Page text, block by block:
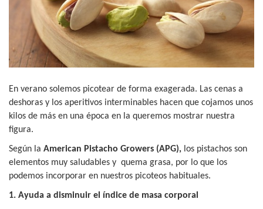
En verano solemos picotear de forma exagerada. Las cenas a
deshoras y los aperitivos interminables hacen que cojamos unos
kilos de más en una época en la queremos mostrar nuestra
figura.
Según la American Pistacho Growers (APG), los pistachos son
elementos muy saludables y quema grasa, por lo que los
podemos incorporar en nuestros picoteos habituales.
1. Ayuda a disminuir el índice de masa corporal